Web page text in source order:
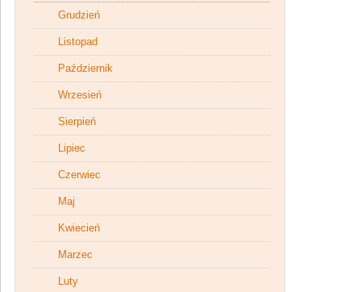
Grudzień
Listopad
Październik
Wrzesień
Sierpień
Lipiec
Czerwiec
Maj
Kwiecień
Marzec
Luty